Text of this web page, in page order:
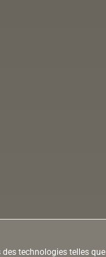
technologies telles